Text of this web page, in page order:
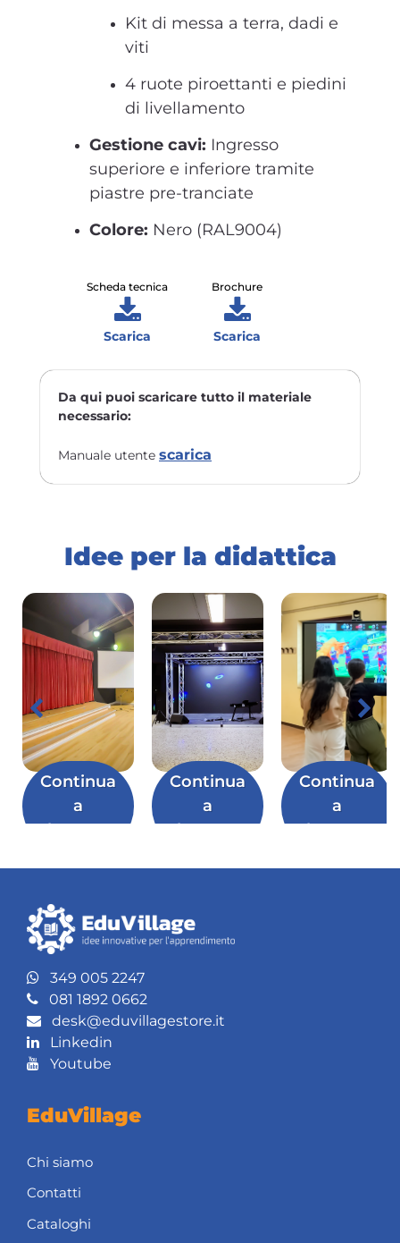
Kit di messa a terra, dadi e
viti
4 ruote piroettanti e piedini
di livellamento
Gestione cavi: Ingresso
superiore e inferiore tramite
piastre pre-tranciate
Colore: Nero (RAL9004)
Scheda tecnica
Scarica
Brochure
Scarica
Da qui puoi scaricare tutto il materiale
necessario:
Manuale utente scarica
Idee per la didattica
Continua
a
leggere
Continua
a
leggere
Continua
a
leggere
349 005 2247
081 1892 0662
desk@eduvillagestore.it
Linkedin
Youtube
EduVillage
Chi siamo
Contatti
Cataloghi